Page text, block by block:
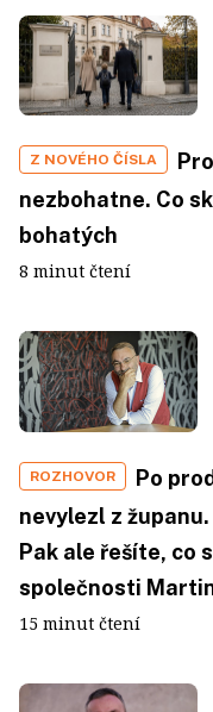
Z NOVÉHO ČÍSLA
nezbohatne. Co
bohatých
8 minut čtení
ROZHOVOR
Po
nevylezl z
Pak ale řešíte, co
společnosti
15 minut čtení